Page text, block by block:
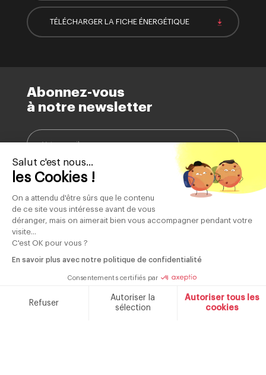
TÉLÉCHARGER LA FICHE ÉNERGÉTIQUE
Abonnez-vous
à notre newsletter
Votre adresse e-mail est collectée afin de vous envoyer notre newsletter et des
informations sur nos nouveautés et nos services. Vous pouvez vous désinscrire à
tout moment en cliquant sur le lien de désinscription dans chaque e-mail. Pour
plus d'informations sur la manière dont nous gérons vos données personnelles et
sur vos droits, veuillez consulter notre <a
href="https://www.schneiderconsumer.com/fr/politique-de-
confidentialite/">politique de confidentialité.
de savoir faire
garantis 2 ans
Salut c'est nous...
les Cookies !
On a attendu d'être sûrs que le contenu
de ce site vous intéresse avant de vous
déranger, mais on aimerait bien vous accompagner pendant votre
visite...
C'est OK pour vous ?
En savoir plus avec notre politique de confidentialité
Consentements certifiés par
Refuser
Autoriser la
sélection
Autoriser tous les
cookies